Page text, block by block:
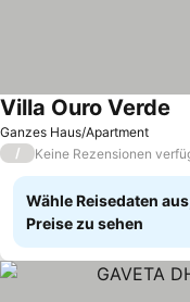
Ganzes Haus/Apartment
Villa Ouro Verde
/ Keine Rezensionen
Wähle Reisedaten
Preise zu sehen